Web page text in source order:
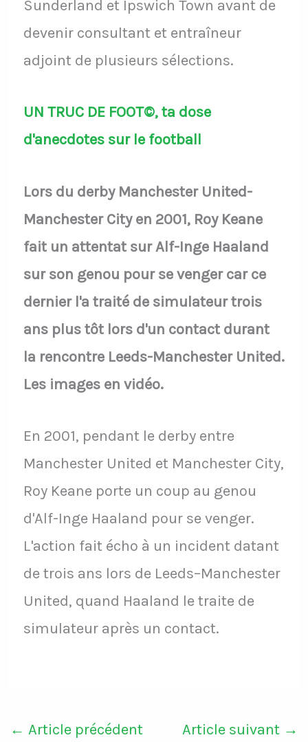
Sunderland et Ipswich Town avant de
devenir consultant et entraîneur
adjoint de plusieurs sélections.
UN TRUC DE FOOT©, ta dose
d'anecdotes sur le football
Lors du derby Manchester United-
Manchester City en 2001, Roy Keane
fait un attentat sur Alf-Inge Haaland
sur son genou pour se venger car ce
dernier l'a traité de simulateur trois
ans plus tôt lors d'un contact durant
la rencontre Leeds-Manchester United.
Les images en vidéo.
En 2001, pendant le derby entre
Manchester United et Manchester City,
Roy Keane porte un coup au genou
d'Alf-Inge Haaland pour se venger.
L'action fait écho à un incident datant
de trois ans lors de Leeds–Manchester
United, quand Haaland le traite de
simulateur après un contact.
← Article précédent Article suivant →